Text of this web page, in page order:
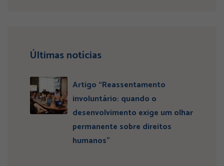
Últimas notícias
Artigo “Reassentamento
involuntário: quando o
desenvolvimento exige um olhar
permanente sobre direitos
humanos”